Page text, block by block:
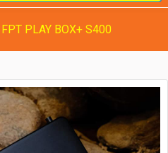
FPT PLAY BOX+ S400